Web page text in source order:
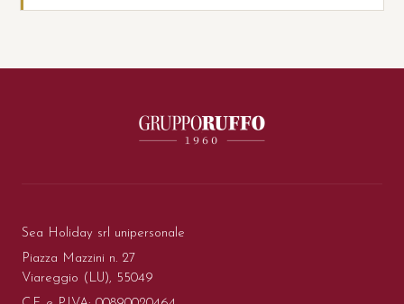
Sea Holiday srl unipersonale
Piazza Mazzini n. 27
Viareggio (LU), 55049